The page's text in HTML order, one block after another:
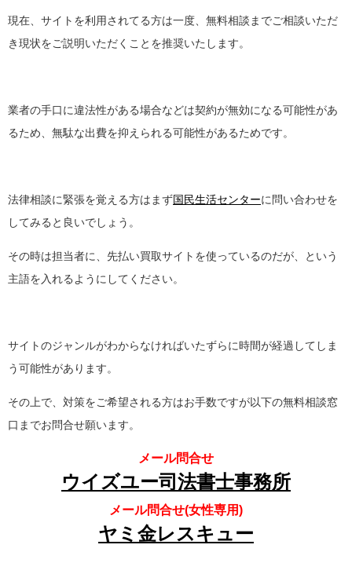
現在、サイトを利用されてる方は一度、無料相談までご相談いただ
き現状をご説明いただくことを推奨いたします。
業者の手口に違法性がある場合などは契約が無効になる可能性があ
るため、無駄な出費を抑えられる可能性があるためです。
法律相談に緊張を覚える方はまず国民生活センターに問い合わせを
してみると良いでしょう。
その時は担当者に、先払い買取サイトを使っているのだが、という
主語を入れるようにしてください。
サイトのジャンルがわからなければいたずらに時間が経過してしま
う可能性があります。
その上で、対策をご希望される方はお手数ですが以下の無料相談窓
口までお問合せ願います。
メール問合せ
ウイズユー司法書士事務所
メール問合せ(女性専用)
ヤミ金レスキュー